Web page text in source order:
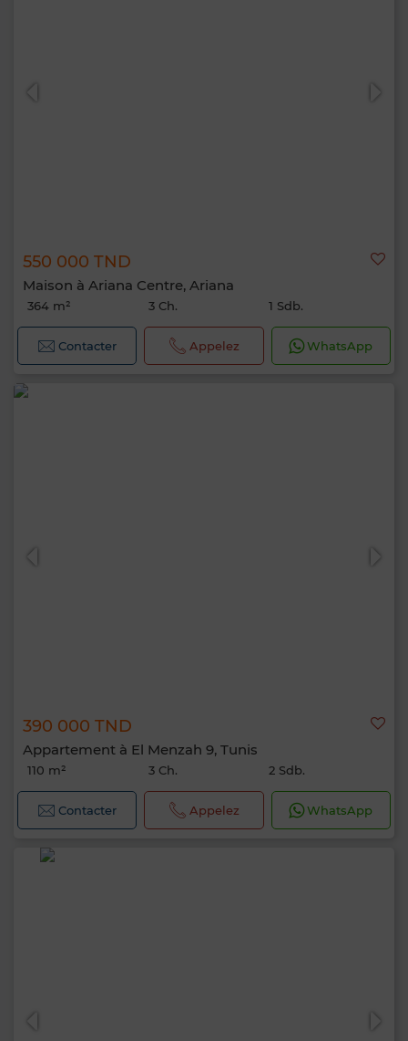
550 000 TND
Maison à Ariana Centre, Ariana
364 m² 3 Ch. 1 Sdb.
Contacter Appelez WhatsApp
390 000 TND
Appartement à El Menzah 9, Tunis
110 m² 3 Ch. 2 Sdb.
Contacter Appelez WhatsApp